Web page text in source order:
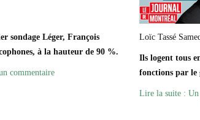
sondage Léger, François
à la hauteur de 90 %.
commentaire
Loïc Tassé
Ils logent tous
fonctions par le
Lire la suite : Un